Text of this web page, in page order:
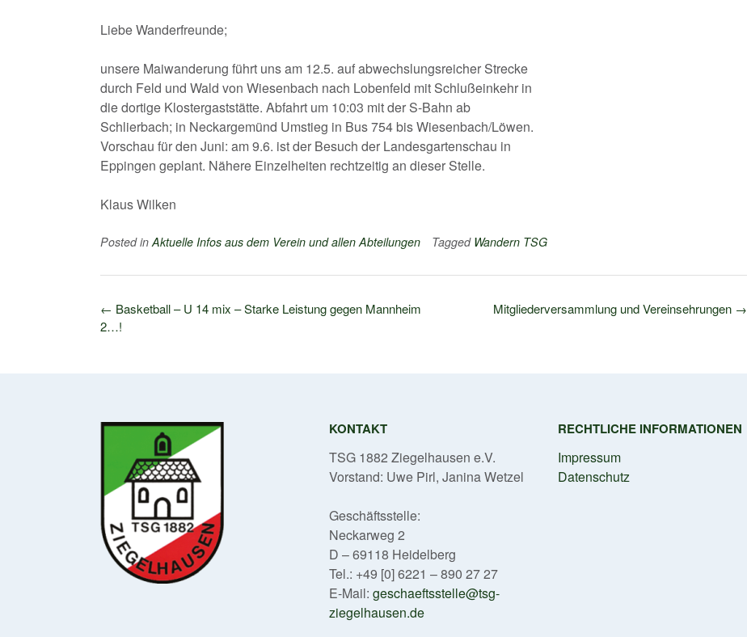
Liebe Wanderfreunde;
unsere Maiwanderung führt uns am 12.5. auf abwechslungsreicher Strecke
durch Feld und Wald von Wiesenbach nach Lobenfeld mit Schlußeinkehr in
die dortige Klostergaststätte. Abfahrt um 10:03 mit der S-Bahn ab
Schlierbach; in Neckargemünd Umstieg in Bus 754 bis Wiesenbach/Löwen.
Vorschau für den Juni: am 9.6. ist der Besuch der Landesgartenschau in
Eppingen geplant. Nähere Einzelheiten rechtzeitig an dieser Stelle.
Klaus Wilken
Posted in Aktuelle Infos aus dem Verein und allen Abteilungen Tagged Wandern TSG
Post
navigation
Mitgliederversammlung und Vereinsehrungen →
← Basketball – U 14 mix – Starke Leistung gegen Mannheim
2…!
KONTAKT
TSG 1882 Ziegelhausen e.V.
Vorstand: Uwe Pirl, Janina Wetzel
Geschäftsstelle:
Neckarweg 2
D – 69118 Heidelberg
Tel.: +49 [0] 6221 – 890 27 27
E-Mail:geschaeftsstelle@tsg-
ziegelhausen.de
RECHTLICHE INFORMATIONEN
Impressum
Datenschutz